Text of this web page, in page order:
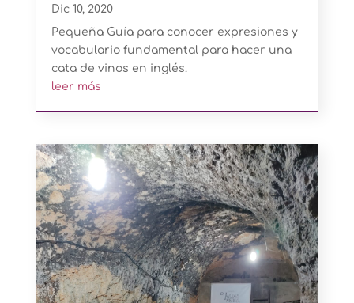
Dic 10, 2020
Pequeña Guía para conocer expresiones y
vocabulario fundamental para hacer una
cata de vinos en inglés.
leer más